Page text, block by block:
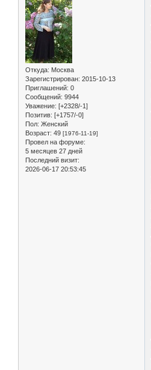
Откуда: Москва
Зарегистрирован: 2015-10-13
Приглашений: 0
Сообщений: 9944
Уважение: [+2328/-1]
Позитив: [+1757/-0]
Пол: Женский
Возраст: 49 [1976-11-19]
Провел на форуме:
5 месяцев 27 дней
Последний визит:
2026-06-17 20:53:45